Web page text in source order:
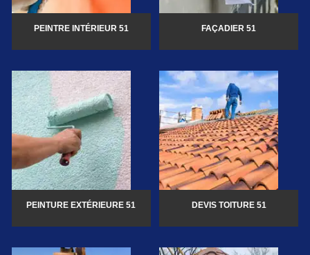
PEINTRE INTÉRIEUR 51 FAÇADIER 51
PEINTURE EXTÉRIEURE 51 DEVIS TOITURE 51